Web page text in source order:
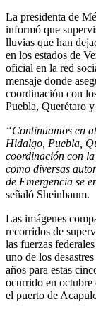
La presidenta de
informó que
lluvias que han
en los estados de
oficial en la red
mensaje donde
coordinación con
Puebla, Querétaro
“Continuamos en
Hidalgo, Puebla,
coordinación con
como diversas
de Emergencia se
señaló Sheinbaum.
Las imágenes
recorridos de
las fuerzas
uno de los
años para estas
ocurrido en octubre
el puerto de